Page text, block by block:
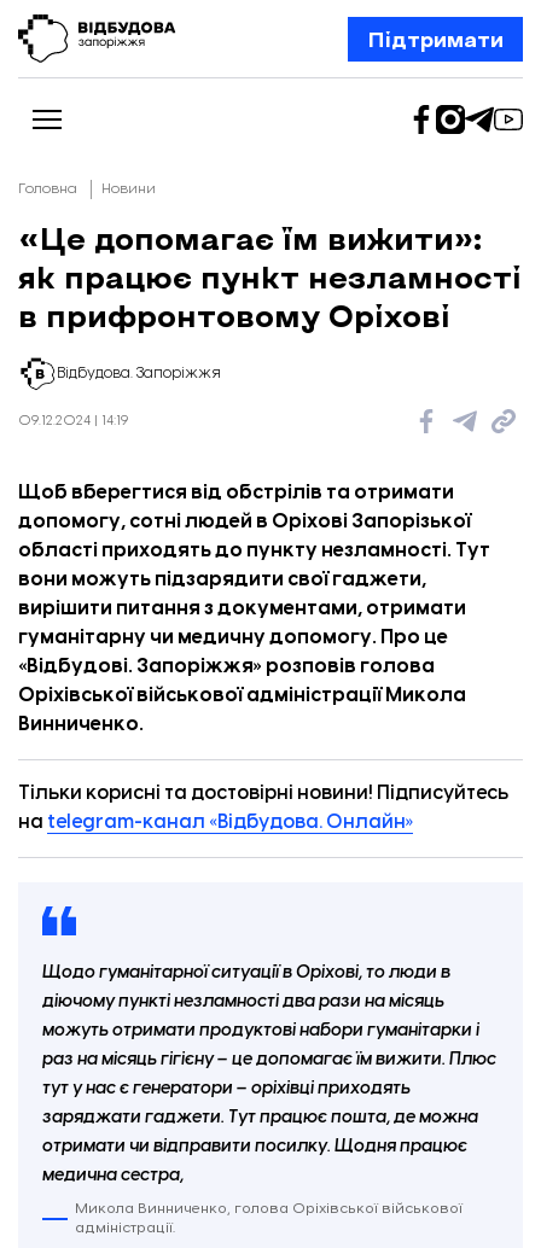
Підтримати
Новини
Відбудова Запоріжжя
Ексклюзив
Бізнес
Шлях додому
Відбудова. Життя
Про нас
Головна Новини
«Це допомагає їм вижити»:
як працює пункт незламності
в прифронтовому Оріхові
Відбудова. Запоріжжя
09.12.2024 | 14:19
Щоб вберегтися від обстрілів та отримати
допомогу, сотні людей в Оріхові Запорізької
області приходять до пункту незламності. Тут
вони можуть підзарядити свої гаджети,
вирішити питання з документами, отримати
гуманітарну чи медичну допомогу. Про це
«Відбудові. Запоріжжя» розповів голова
Оріхівської військової адміністрації Микола
Винниченко.
Тільки корисні та достовірні новини! Підписуйтесь
на telegram-канал «Відбудова. Онлайн»
Щодо гуманітарної ситуації в Оріхові, то люди в
діючому пункті незламності два рази на місяць
можуть отримати продуктові набори гуманітарки і
раз на місяць гігієну – це допомагає їм вижити. Плюс
тут у нас є генератори – оріхівці приходять
заряджати гаджети. Тут працює пошта, де можна
отримати чи відправити посилку. Щодня працює
медична сестра,
Микола Винниченко, голова Оріхівської військової
адміністрації.